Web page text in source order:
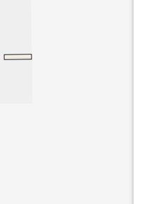
·
·